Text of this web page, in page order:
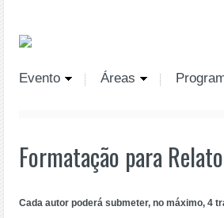
Evento Áreas
Formatação para
Cada autor poderá submeter, no máximo, 4